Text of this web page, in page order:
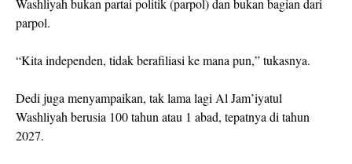
Washliyah bukan partai politik (parpol) dan bukan bagian dari
parpol.
“Kita independen, tidak berafiliasi ke mana pun,” tukasnya.
Dedi juga menyampaikan, tak lama lagi Al Jam’iyatul
Washliyah berusia 100 tahun atau 1 abad, tepatnya di tahun
2027.